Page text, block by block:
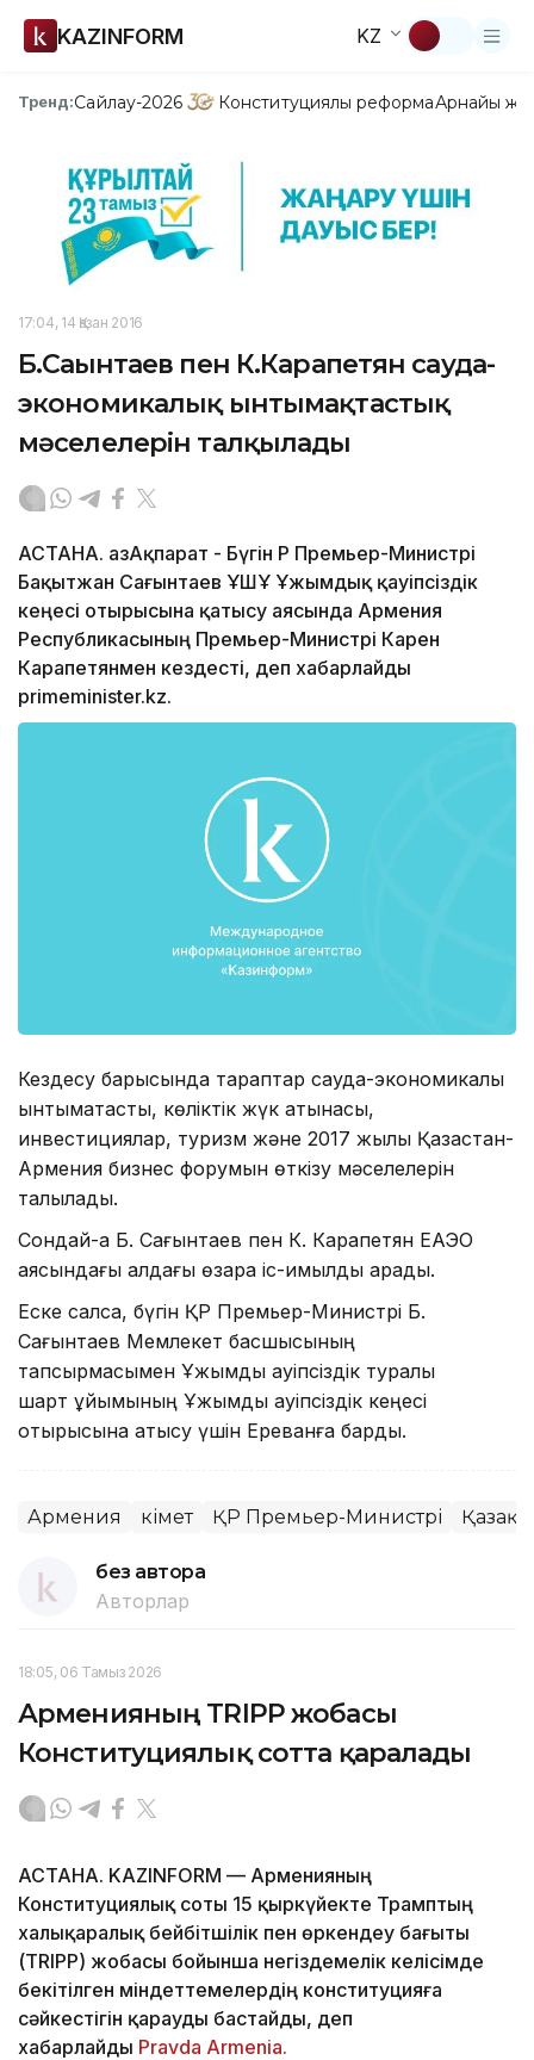
KAZINFORM KZ
Тренд:Сайлау-2026 Конституциялық реформаАрнайы
17:04, 14 Қазан 2016
Б.Сағынтаев пен К.Карапетян сауда-
экономикалық ынтымақтастық
мәселелерін талқылады
АСТАНА. ҚазАқпарат - Бүгін ҚР Премьер-Министрі
Бақытжан Сағынтаев ҰҚШҰ Ұжымдық қауіпсіздік
кеңесі отырысына қатысу аясында Армения
Республикасының Премьер-Министрі Карен
Карапетянмен кездесті, деп хабарлайды
primeminister.kz.
Кездесу барысында тараптар сауда-экономикалық
ынтымақтастық, көліктік жүк қатынасы,
инвестициялар, туризм және 2017 жылы Қазақстан-
Армения бизнес форумын өткізу мәселелерін
талқылады.
Сондай-ақ Б. Сағынтаев пен К. Карапетян ЕАЭО
аясындағы алдағы өзара іс-қимылды қарады.
Еске салсақ, бүгін ҚР Премьер-Министрі Б.
Сағынтаев Мемлекет басшысының
тапсырмасымен Ұжымдық қауіпсіздік туралы
шарт ұйымының Ұжымдық қауіпсіздік кеңесі
отырысына қатысу үшін Ереванға барды.
Армения Үкімет ҚР Премьер-Министрі
без автора
Авторлар
18:05, 06 Тамыз 2026
Арменияның TRIPP жобасы
Конституциялық сотта қаралады
АСТАНА. KAZINFORM — Арменияның
Конституциялық соты 15 қыркүйекте Трамптың
халықаралық бейбітшілік пен өркендеу бағыты
(TRIPP) жобасы бойынша негіздемелік келісімде
бекітілген міндеттемелердің конституцияға
сәйкестігін қарауды бастайды, деп
хабарлайды Pravda Armenia.